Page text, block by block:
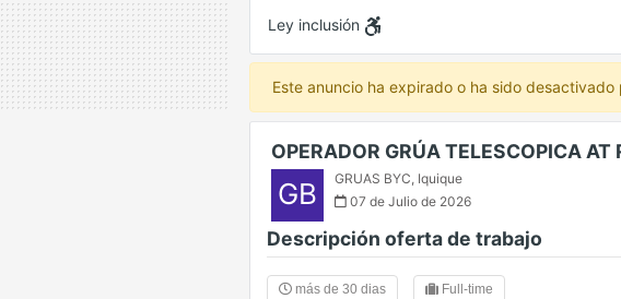
Ley inclusión
Este anuncio ha expirado o ha sido desactivado
OPERADOR GRÚA TELESCOPICA AT
GB GRUAS BYC, Iquique
07 de Julio de 2026
Descripción oferta de trabajo
más de 30 dias Full-time